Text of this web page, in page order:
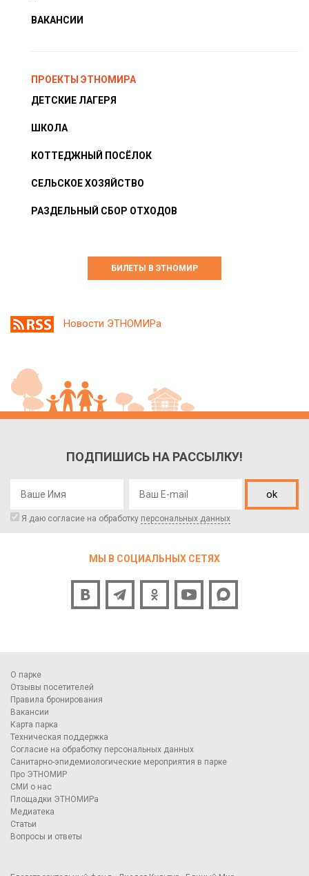
ВАКАНСИИ
ПРОЕКТЫ ЭТНОМИРА
ДЕТСКИЕ ЛАГЕРЯ
ШКОЛА
КОТТЕДЖНЫЙ ПОСЁЛОК
СЕЛЬСКОЕ ХОЗЯЙСТВО
РАЗДЕЛЬНЫЙ СБОР ОТХОДОВ
БИЛЕТЫ В ЭТНОМИР
Новости ЭТНОМИРа
ПОДПИШИСЬ НА РАССЫЛКУ!
ok
Я даю согласие на обработку персональных данных
МЫ В СОЦИАЛЬНЫХ СЕТЯХ
О парке
Отзывы посетителей
Правила бронирования
Вакансии
Карта парка
Техническая поддержка
Согласие на обработку персональных данных
Санитарно-эпидемиологические мероприятия в парке
Про ЭТНОМИР
СМИ о нас
Площадки ЭТНОМИРа
Медиатека
Статьи
Вопросы и ответы